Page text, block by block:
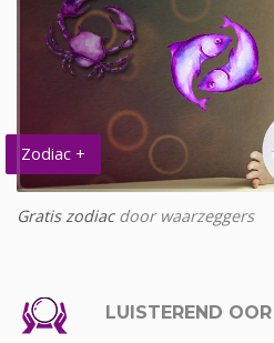
Zodiac +
Gratis zodiacdoor waarzeggers
LUISTEREND OOR